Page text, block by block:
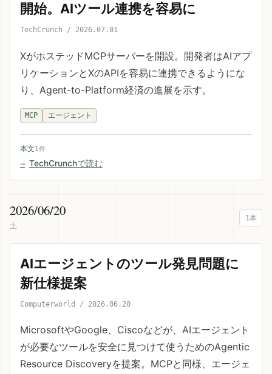
開始。AIツール連携を容易に
TechCrunch / 2026.07.01
XがホステッドMCPサーバーを開設。開発者はAIアプ
リケーションとXのAPIを容易に連携できるようにな
り、Agent-to-Platform経済の進展を示す。
MCP エージェント
本文1件
TechCrunchで読む
2026/06/20
土
1本
AIエージェントのツール発見問題に
新仕様提案
Computerworld / 2026.06.20
MicrosoftやGoogle、Ciscoなどが、AIエージェント
が必要なツールを安全に見つけて使うためのAgentic
Resource Discoveryを提案。MCPと同様、エージェ